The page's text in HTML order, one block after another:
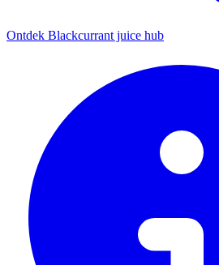
Ontdek Blackcurrant juice hub